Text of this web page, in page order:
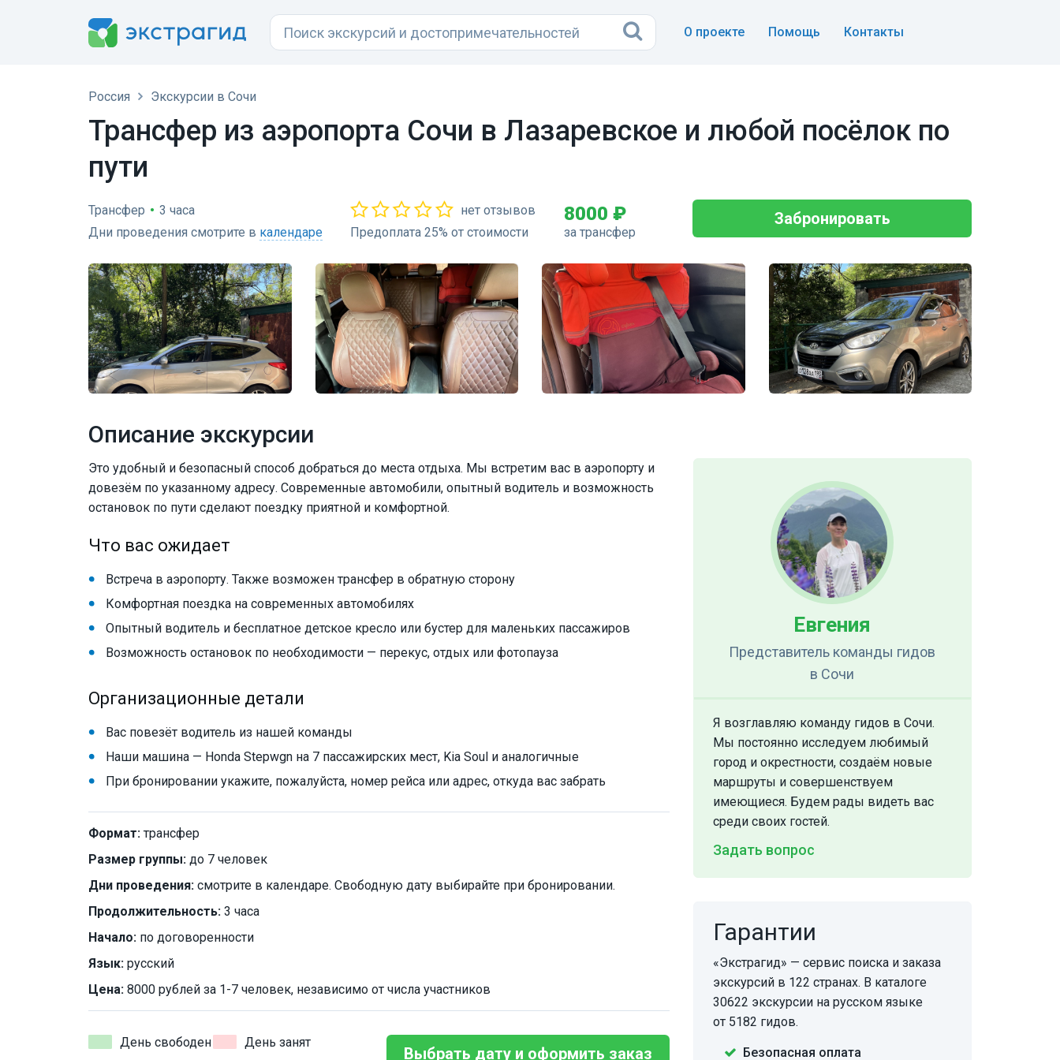
О проекте Помощь Контакты
Россия Экскурсии в Сочи
Трансфер из аэропорта Сочи в Лазаревское и любой посёлок по
пути
Трансфер • 3 часа
Дни проведения смотрите в календаре
нет отзывов
Предоплата 25% от стоимости
8000 ₽
за трансфер
Забронировать
Описание экскурсии
Это удобный и безопасный способ добраться до места отдыха. Мы встретим вас в аэропорту и
довезём по указанному адресу. Современные автомобили, опытный водитель и возможность
остановок по пути сделают поездку приятной и комфортной.
Что вас ожидает
Встреча в аэропорту. Также возможен трансфер в обратную сторону
Комфортная поездка на современных автомобилях
Опытный водитель и бесплатное детское кресло или бустер для маленьких пассажиров
Возможность остановок по необходимости — перекус, отдых или фотопауза
Организационные детали
Вас повезёт водитель из нашей команды
Наши машина — Honda Stepwgn на 7 пассажирских мест, Kia Soul и аналогичные
При бронировании укажите, пожалуйста, номер рейса или адрес, откуда вас забрать
Формат: трансфер
Размер группы: до 7 человек
Дни проведения: смотрите в календаре. Свободную дату выбирайте при бронировании.
Продолжительность: 3 часа
Начало: по договоренности
Язык: русский
Цена: 8000 рублей за 1-7 человек, независимо от числа участников
День свободен
День занят
Выбрать дату и оформить заказ
Евгения
Представитель команды гидов
в Сочи
Я возглавляю команду гидов в Сочи.
Мы постоянно исследуем любимый
город и окрестности, создаём новые
маршруты и совершенствуем
имеющиеся. Будем рады видеть вас
среди своих гостей.
Задать вопрос
Гарантии
«Экстрагид» — сервис поиска и заказа
экскурсий в 122 странах. В каталоге
30622 экскурсии на русском языке
от 5182 гидов.
Безопасная оплата